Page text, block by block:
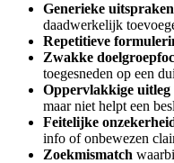
Generieke uitspraken
daadwerkelijk
Repetitieve
Zwakke
toegesneden op een
Oppervlakkige uitleg
maar niet helpt een
Feitelijke
info of onbewezen
Zoekmismatch